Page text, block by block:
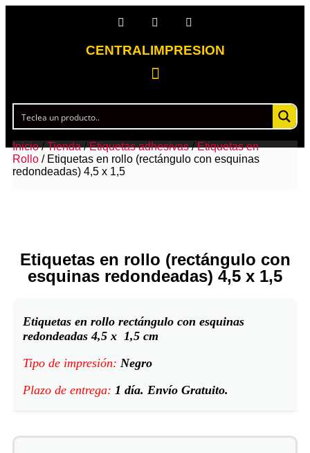
CENTRALIMPRESION
Inicio/Tienda/Etiquetas adhesivas/Etiquetas en
Rollo / Etiquetas en rollo (rectángulo con esquinas
redondeadas) 4,5 x 1,5
Etiquetas en rollo (rectángulo con
esquinas redondeadas) 4,5 x 1,5
Etiquetas en rollo rectángulo con esquinas
redondeadas 4,5 x 1,5 cm
Tipo de impresión: Negro
Plazo de entrega: 1 día. Envío Gratuito.